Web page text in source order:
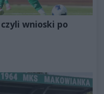
wnioski po